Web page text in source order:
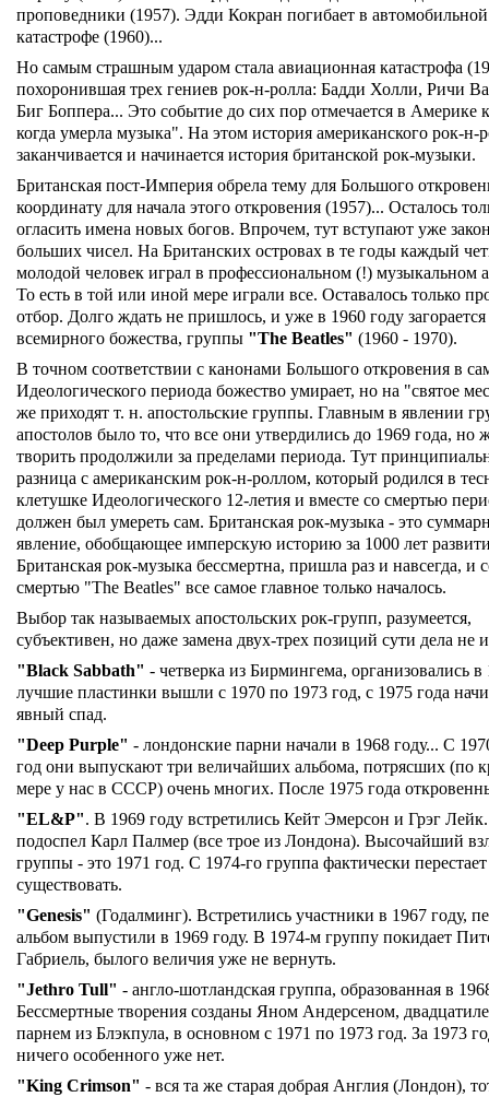
проповедники (1957). Эдди Кокран погибает в автомобильной
катастрофе (1960)...
Но самым страшным ударом стала авиационная катастрофа
похоронившая трех гениев рок-н-ролла: Бадди Холли, Ричи
Биг Боппера... Это событие до сих пор отмечается в Америке
когда умерла музыка". На этом история американского рок-н-
заканчивается и начинается история британской рок-музыки.
Британская пост-Империя обрела тему для Большого
координату для начала этого откровения (1957)... Осталось
огласить имена новых богов. Впрочем, тут вступают уже
больших чисел. На Британских островах в те годы каждый
молодой человек играл в профессиональном (!) музыкальном
То есть в той или иной мере играли все. Оставалось только
отбор. Долго ждать не пришлось, и уже в 1960 году загорается
всемирного божества, группы "The Beatles" (1960 - 1970).
В точном соответствии с канонами Большого откровения в
Идеологического периода божество умирает, но на "святое
же приходят т. н. апостольские группы. Главным в явлении
апостолов было то, что все они утвердились до 1969 года, но
творить продолжили за пределами периода. Тут
разница с американским рок-н-роллом, который родился в
клетушке Идеологического 12-летия и вместе со смертью
должен был умереть сам. Британская рок-музыка - это
явление, обобщающее имперскую историю за 1000 лет
Британская рок-музыка бессмертна, пришла раз и навсегда, и
смертью "The Beatles" все самое главное только началось.
Выбор так называемых апостольских рок-групп, разумеется,
субъективен, но даже замена двух-трех позиций сути дела не
"Black Sabbath" - четверка из Бирмингема, организовались в
лучшие пластинки вышли с 1970 по 1973 год, с 1975 года
явный спад.
"Deep Purple" - лондонские парни начали в 1968 году... С
год они выпускают три величайших альбома, потрясших (по
мере у нас в СССР) очень многих. После 1975 года
"EL&P". В 1969 году встретились Кейт Эмерсон и Грэг
подоспел Карл Палмер (все трое из Лондона). Высочайший
группы - это 1971 год. С 1974-го группа фактически перестает
существовать.
"Genesis" (Годалминг). Встретились участники в 1967 году,
альбом выпустили в 1969 году. В 1974-м группу покидает
Габриель, былого величия уже не вернуть.
"Jethro Tull" - англо-шотландская группа, образованная в
Бессмертные творения созданы Яном Андерсеном,
парнем из Блэкпула, в основном с 1971 по 1973 год. За 1973
ничего особенного уже нет.
"King Crimson" - вся та же старая добрая Англия (Лондон),